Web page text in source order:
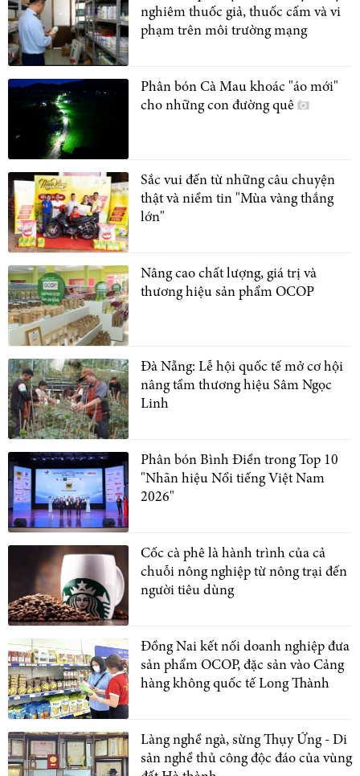
nghiêm thuốc giả, thuốc cấm và vi
phạm trên môi trường mạng
Phân bón Cà Mau khoác "áo mới"
cho những con đường quê
Sắc vui đến từ những câu chuyện
thật và niềm tin "Mùa vàng thắng
lớn"
Nâng cao chất lượng, giá trị và
thương hiệu sản phẩm OCOP
Đà Nẵng: Lễ hội quốc tế mở cơ hội
nâng tầm thương hiệu Sâm Ngọc
Linh
Phân bón Bình Điền trong Top 10
"Nhãn hiệu Nổi tiếng Việt Nam
2026"
Cốc cà phê là hành trình của cả
chuỗi nông nghiệp từ nông trại đến
người tiêu dùng
Đồng Nai kết nối doanh nghiệp đưa
sản phẩm OCOP, đặc sản vào Cảng
hàng không quốc tế Long Thành
Làng nghề ngà, sừng Thụy Ứng - Di
sản nghề thủ công độc đáo của vùng